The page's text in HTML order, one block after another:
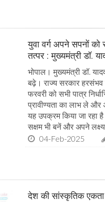
युवा वर्ग अपने सपनों
तत्पर : मुख्यमंत्री डॉ.
भोपाल। मुख्यमंत्री डॉ.
बढ़े। राज्य सरकार
फरवरी को सभी पात्र
प्रावीण्यता का लाभ ले और
यह उपक्रम किया जा रहा
सक्षम भी बनें और अपने
04-Feb-2025
देश की सांस्कृतिक